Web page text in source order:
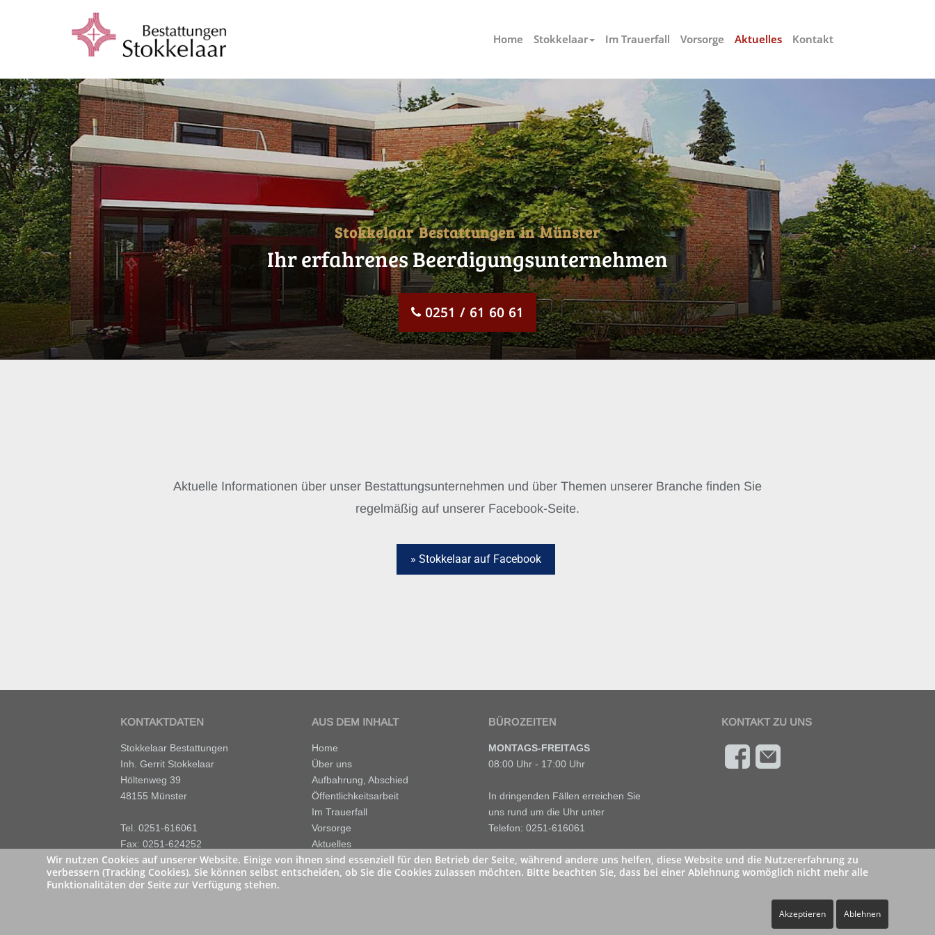
Home Stokkelaar Im Trauerfall Vorsorge Aktuelles Kontakt
Stokkelaar Bestattungen in Münster
IhrerfahrenesBeerdigungsunternehmen
0251 / 61 60 61
Aktuelle Informationen über unser Bestattungsunternehmen und über Themen unserer Branche finden Sie
regelmäßig auf unserer Facebook-Seite.
» Stokkelaar auf Facebook
KONTAKTDATEN
Stokkelaar Bestattungen
Inh. Gerrit Stokkelaar
Höltenweg 39
48155 Münster
Tel. 0251-616061
Fax: 0251-624252
stokkelaar@t-online.de
AUS DEM INHALT
Home
Über uns
Aufbahrung, Abschied
Öffentlichkeitsarbeit
Im Trauerfall
Vorsorge
Aktuelles
Kontakt
Impressum
BÜROZEITEN
MONTAGS-FREITAGS
08:00 Uhr - 17:00 Uhr
In dringenden Fällen erreichen Sie
uns rund um die Uhr unter
Telefon: 0251-616061
© 2020 Gerrit Stokkelaar
KONTAKT ZU UNS
Wir nutzen Cookies auf unserer Website. Einige von ihnen sind essenziell für den Betrieb der Seite, während andere uns helfen, diese Website und die Nutzererfahrung zu
verbessern (Tracking Cookies). Sie können selbst entscheiden, ob Sie die Cookies zulassen möchten. Bitte beachten Sie, dass bei einer Ablehnung womöglich nicht mehr alle
Funktionalitäten der Seite zur Verfügung stehen.
Akzeptieren Ablehnen